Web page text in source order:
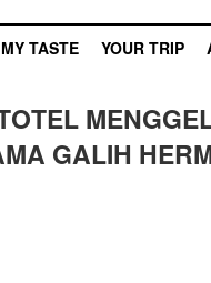
MY TASTE YOUR TRIP
GALIH